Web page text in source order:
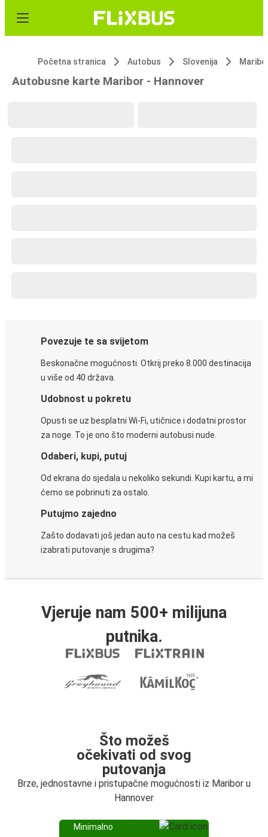
Početna stranica Autobus Slovenija
Autobusne karte Maribor - Hannover
Povezuje te sa svijetom
Beskonačne mogućnosti. Otkrij preko 8.000 destinacija
u više od 40 država.
Udobnost u pokretu
Opusti se uz besplatni Wi-Fi, utičnice i dodatni prostor
za noge. To je ono što moderni autobusi nude.
Odaberi, kupi, putuj
Od ekrana do sjedala u nekoliko sekundi. Kupi kartu, a mi
ćemo se pobrinuti za ostalo.
Putujmo zajedno
Zašto dodavati još jedan auto na cestu kad možeš
izabrati putovanje s drugima?
Vjeruje nam 500+ milijuna
putnika.
Što možeš
očekivati od svog
putovanja
Brze, jednostavne i pristupačne mogućnosti iz Maribor u
Hannover
Minimalno